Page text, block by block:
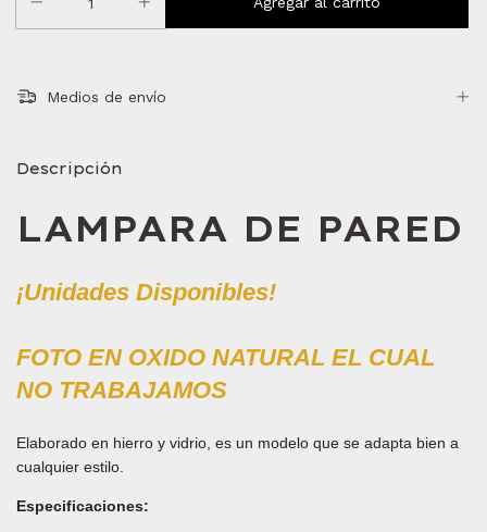
Medios de envío
Descripción
LAMPARA DE PARED
¡Unidades Disponibles!
FOTO EN OXIDO NATURAL EL CUAL
NO TRABAJAMOS
Elaborado en hierro y vidrio, es un modelo que se adapta bien a
cualquier estilo.
Especificaciones: